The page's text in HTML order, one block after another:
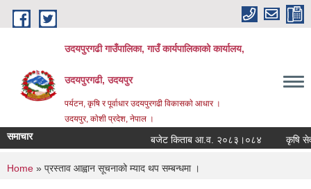
Skip to main content
उदयपुरगढी गाउँपालिका, गाउँ कार्यपालिकाको कार्यालय,
उदयपुरगढी, उदयपुर
पर्यटन, कृषि र पूर्वाधार उदयपुरगढी विकासकाे आधार ।
उदयपुर, काेशी प्रदेश, नेपाल ।
समाचार बजेट किताब आ.व. २०८३।०८४ कृषि सेवा
You are here
Home » प्रस्ताव आह्वान सूचनाको म्याद थप सम्बन्धमा ।